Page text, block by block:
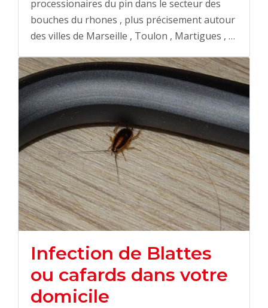
processionaires du pin dans le secteur des
bouches du rhones , plus précisement autour
des villes de Marseille , Toulon , Martigues , …
Infection de Blattes
ou cafards dans votre
domicile